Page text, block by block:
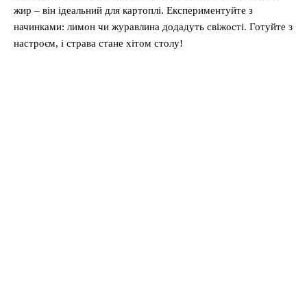
жир – він ідеальний для картоплі. Експериментуйте з
начинками: лимон чи журавлина додадуть свіжості. Готуйте з
настроєм, і страва стане хітом столу!